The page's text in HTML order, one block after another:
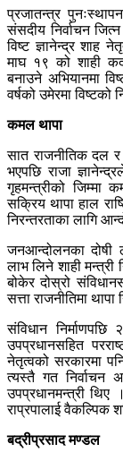
प्रजातन्त्र
संसदीय निर्वाचन
विष्ट ज्ञानेन्द्र शाह
माघ १९ को शाही
बनाउने अभियानमा
वर्षको उमेरमा विष्टको
कमल थापा
सात राजनीतिक दल र
भएपछि राजा
गृहमन्त्रीको जिम्मा
सक्रिय थापा हाल
निरन्तरताका लागि
जनआन्दोलनका दोषी
लाभ लिने शाही मन्त्री
बोकेर दोस्रो
सत्ता राजनीतिमा थापा
संविधान
उपप्रधानसहित
नेतृत्वको सरकारमा
त्यस्तै गत निर्वाचन
उपप्रधानमन्त्री थिए
राप्रपालाई वैकल्पिक
बद्रीप्रसाद मण्डल